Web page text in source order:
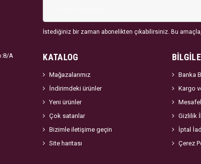
A
İstediğiniz bir zaman abonelikten çıkabilirsiniz. Bu
KATALOG
Mağazalarımız
İndirimdeki ürünler
Yeni ürünler
Çok satanlar
Bizimle iletişime geçin
Site haritası
Banka
Kargo
Gizlilik
İptal
Çerez